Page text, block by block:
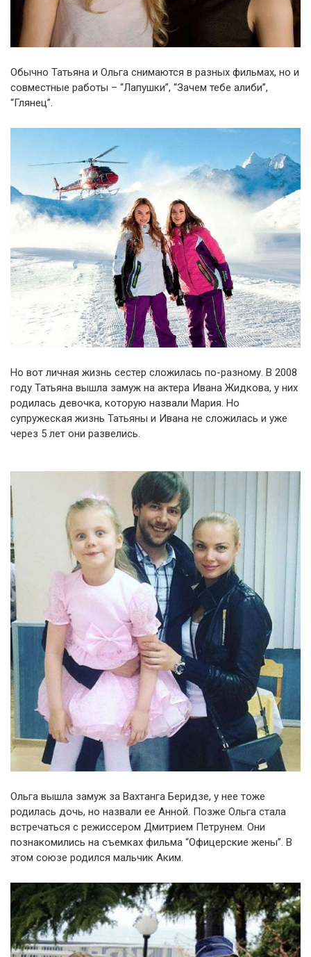
Обычно Татьяна и Ольга снимаются в разных фильмах, но и
совместные работы – “Лапушки”, “Зачем тебе алиби”,
“Глянец”.
Но вот личная жизнь сестер сложилась по-разному. В 2008
году Татьяна вышла замуж на актера Ивана Жидкова, у них
родилась девочка, которую назвали Мария. Но
супружеская жизнь Татьяны и Ивана не сложилась и уже
через 5 лет они развелись.
Ольга вышла замуж за Вахтанга Беридзе, у нее тоже
родилась дочь, но назвали ее Анной. Позже Ольга стала
встречаться с режиссером Дмитрием Петрунем. Они
познакомились на съемках фильма “Офицерские жены”. В
этом союзе родился мальчик Аким.